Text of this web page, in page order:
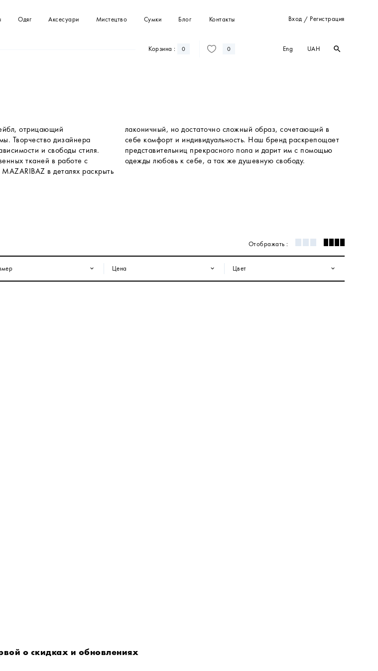
Вход / Регистрация
Одяг
Шорти Світшоти та худі
Аксесуари Мистецтво Сумки Блог Контакты
Eng UAH search
search
Корзина : 0 0
отрицающий
Творчество дизайнера
и свободы стиля.
тканей в работе с
в деталях раскрыть
образ, сочетающий в
Наш бренд раскрепощает
пола и дарит им с помощью
одежды любовь к себе, а так же душевную свободу.
Отображать :
Цена Цвет
о скидках и обновлениях